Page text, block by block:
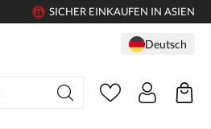
SICHER EINKAUFEN IN ASIEN
Deutsch